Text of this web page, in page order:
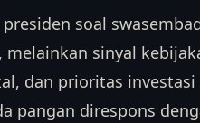
presiden soal
melainkan sinyal
dan prioritas
pangan direspons